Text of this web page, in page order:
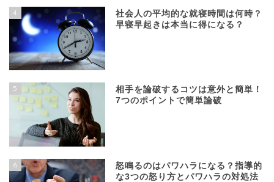
4
社会人の平均的な就寝時間は何時？
早寝早起きは本当に得になる？
5
相手を論破するコツは意外と簡単！
7つのポイントで簡単論破
6
怒鳴るのはパワハラになる？指導的
な3つの怒り方とパワハラの対処法